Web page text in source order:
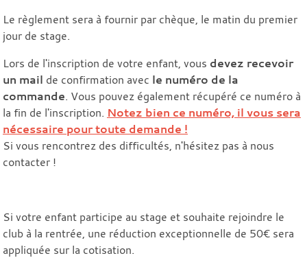
Le règlement sera à fournir par chèque, le matin du premier
jour de stage.
Lors de l'inscription de votre enfant, vous devez recevoir
un mail de confirmation avec le numéro de la
commande. Vous pouvez également récupéré ce numéro à
la fin de l'inscription. Notez bien ce numéro, il vous sera
nécessaire pour toute demande !
Si vous rencontrez des difficultés, n'hésitez pas à nous
contacter !
Si votre enfant participe au stage et souhaite rejoindre le
club à la rentrée, une réduction exceptionnelle de 50€ sera
appliquée sur la cotisation.